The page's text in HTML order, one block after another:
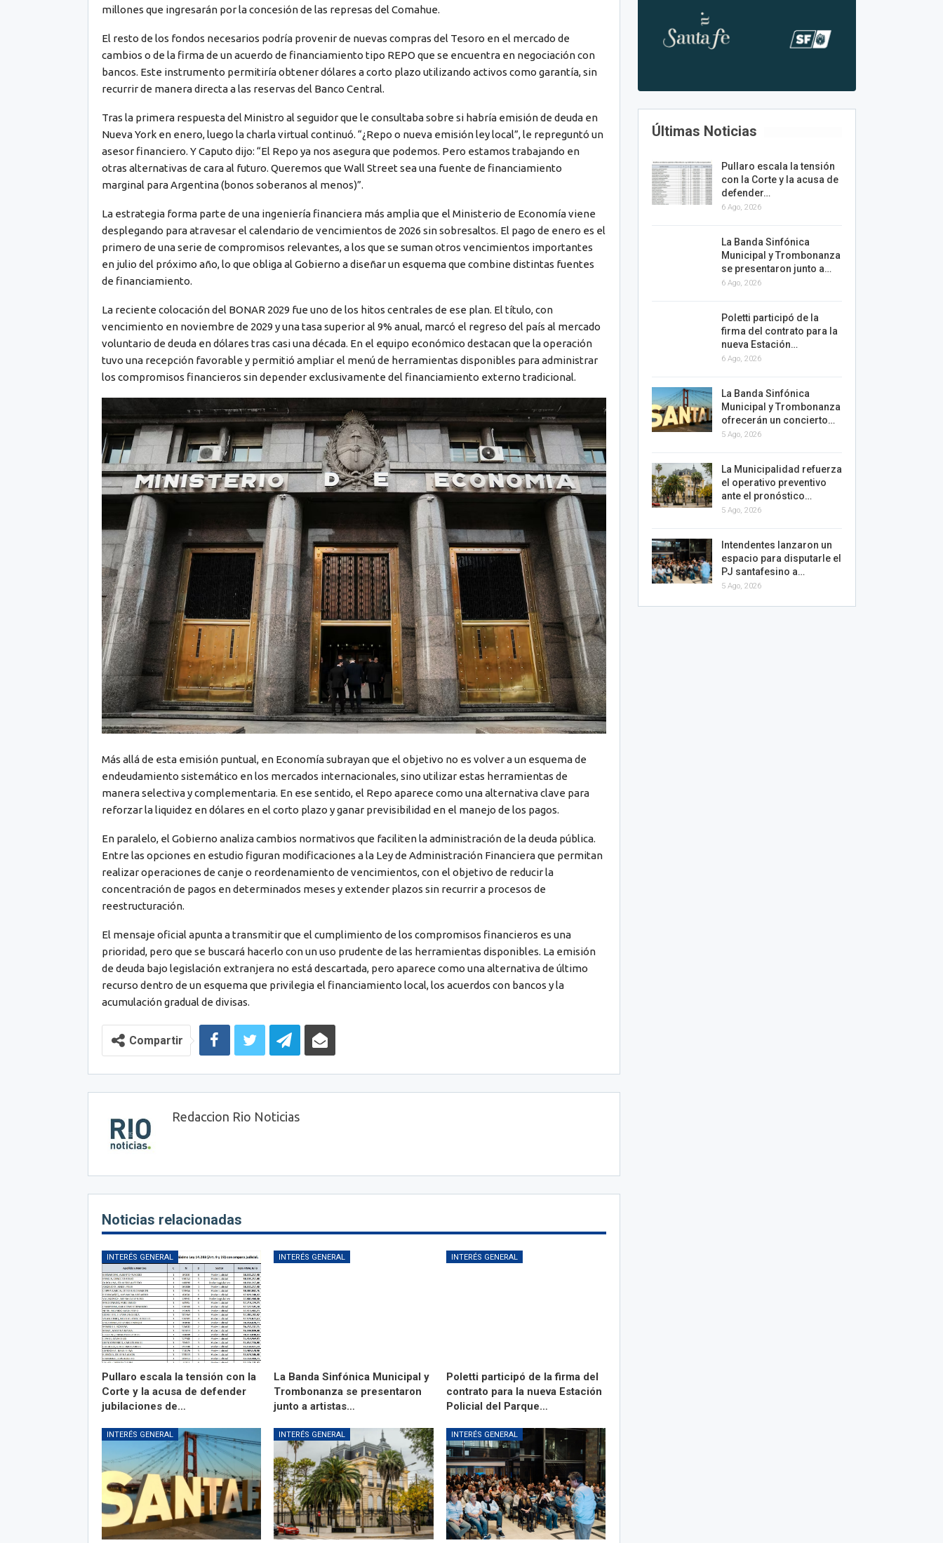
millones que ingresarán por la concesión de las represas del Comahue.
El resto de los fondos necesarios podría provenir de nuevas compras del Tesoro en el mercado de
cambios o de la firma de un acuerdo de financiamiento tipo REPO que se encuentra en negociación con
bancos. Este instrumento permitiría obtener dólares a corto plazo utilizando activos como garantía, sin
recurrir de manera directa a las reservas del Banco Central.
Tras la primera respuesta del Ministro al seguidor que le consultaba sobre si habría emisión de deuda en
Nueva York en enero, luego la charla virtual continuó. “¿Repo o nueva emisión ley local”, le repreguntó un
asesor financiero. Y Caputo dijo: “El Repo ya nos asegura que podemos. Pero estamos trabajando en
otras alternativas de cara al futuro. Queremos que Wall Street sea una fuente de financiamiento
marginal para Argentina (bonos soberanos al menos)”.
La estrategia forma parte de una ingeniería financiera más amplia que el Ministerio de Economía viene
desplegando para atravesar el calendario de vencimientos de 2026 sin sobresaltos. El pago de enero es el
primero de una serie de compromisos relevantes, a los que se suman otros vencimientos importantes
en julio del próximo año, lo que obliga al Gobierno a diseñar un esquema que combine distintas fuentes
de financiamiento.
La reciente colocación del BONAR 2029 fue uno de los hitos centrales de ese plan. El título, con
vencimiento en noviembre de 2029 y una tasa superior al 9% anual, marcó el regreso del país al mercado
voluntario de deuda en dólares tras casi una década. En el equipo económico destacan que la operación
tuvo una recepción favorable y permitió ampliar el menú de herramientas disponibles para administrar
los compromisos financieros sin depender exclusivamente del financiamiento externo tradicional.
Más allá de esta emisión puntual, en Economía subrayan que el objetivo no es volver a un esquema de
endeudamiento sistemático en los mercados internacionales, sino utilizar estas herramientas de
manera selectiva y complementaria. En ese sentido, el Repo aparece como una alternativa clave para
reforzar la liquidez en dólares en el corto plazo y ganar previsibilidad en el manejo de los pagos.
En paralelo, el Gobierno analiza cambios normativos que faciliten la administración de la deuda pública.
Entre las opciones en estudio figuran modificaciones a la Ley de Administración Financiera que permitan
realizar operaciones de canje o reordenamiento de vencimientos, con el objetivo de reducir la
concentración de pagos en determinados meses y extender plazos sin recurrir a procesos de
reestructuración.
El mensaje oficial apunta a transmitir que el cumplimiento de los compromisos financieros es una
prioridad, pero que se buscará hacerlo con un uso prudente de las herramientas disponibles. La emisión
de deuda bajo legislación extranjera no está descartada, pero aparece como una alternativa de último
recurso dentro de un esquema que privilegia el financiamiento local, los acuerdos con bancos y la
acumulación gradual de divisas.
Compartir
Redaccion Rio Noticias
Noticias relacionadas
INTERÉS GENERAL
Pullaro escala la tensión con la
Corte y la acusa de defender
jubilaciones de…
INTERÉS GENERAL
La Banda Sinfónica Municipal y
Trombonanza se presentaron
junto a artistas…
INTERÉS GENERAL
Poletti participó de la firma del
contrato para la nueva Estación
Policial del Parque…
INTERÉS GENERAL INTERÉS GENERAL INTERÉS GENERAL
Últimas Noticias
Pullaro escala la tensión
con la Corte y la acusa de
defender…
6 Ago, 2026
La Banda Sinfónica
Municipal y Trombonanza
se presentaron junto a…
6 Ago, 2026
Poletti participó de la
firma del contrato para la
nueva Estación…
6 Ago, 2026
La Banda Sinfónica
Municipal y Trombonanza
ofrecerán un concierto…
5 Ago, 2026
La Municipalidad refuerza
el operativo preventivo
ante el pronóstico…
5 Ago, 2026
Intendentes lanzaron un
espacio para disputarle el
PJ santafesino a…
5 Ago, 2026